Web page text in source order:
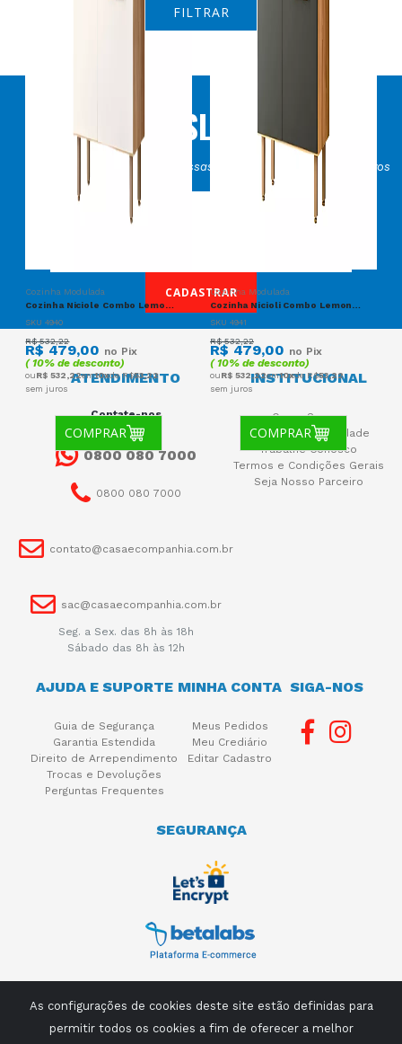
Cozinha Modulada
Cozinha Niciole Combo Lemon - Freijo/Off white cristal
SKU 4940
R$ 532,22
R$ 479,00 no Pix
( 10% de desconto)
ouR$ 532,22em10xde R$53,22
sem juros
COMPRAR
Cozinha Modulada
SKU 4941
R$ 532,22
R$ 479,00 no Pix
( 10% de desconto)
ouR$ 532,22em10xde R$53,22
sem juros
COMPRAR
FILTRAR
NEWSLETTER
Seja o primeiro a receber nossas ofertas e descontos exclusivos
CADASTRAR
ATENDIMENTO
Contate-nos
0800 080 7000
0800 080 7000
contato@casaecompanhia.com.br
sac@casaecompanhia.com.br
Seg. a Sex. das 8h às 18h
Sábado das 8h às 12h
INSTITUCIONAL
Quem Somos
Política de Privacidade
Trabalhe Conosco
Termos e Condições Gerais
Seja Nosso Parceiro
AJUDA E SUPORTE
Guia de Segurança
Garantia Estendida
Direito de Arrependimento
Trocas e Devoluções
Perguntas Frequentes
MINHA CONTA
Meus Pedidos
Meu Crediário
Editar Cadastro
SIGA-NOS
SEGURANÇA
As configurações de cookies deste site estão definidas para
permitir todos os cookies a fim de oferecer a melhor